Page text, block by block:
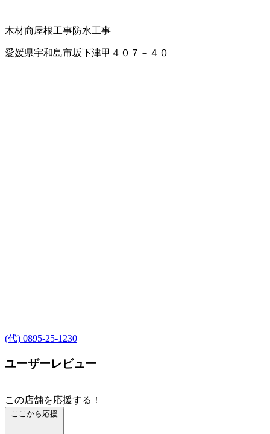
木材商屋根工事防水工事
愛媛県宇和島市坂下津甲４０７－４０
(代) 0895-25-1230
ユーザーレビュー
この店舗を応援する！
ここから応援